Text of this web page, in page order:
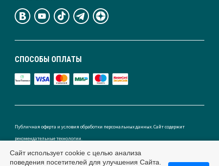
СПОСОБЫ ОПЛАТЫ
Публичная оферта и условия обработки персональных данных. Сайт содержит
рекомендательные технологии.
Сайт использует cookie с целью анализа
поведения посетителей для улучшения Сайта.